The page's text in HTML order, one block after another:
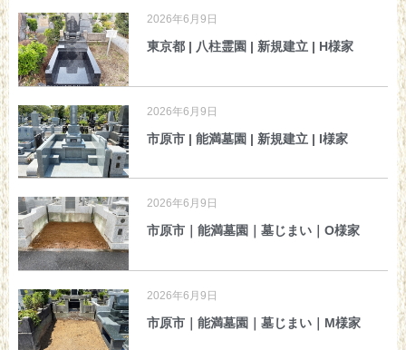
東京都 | 八柱霊園 | 新規建立 | H様家
2026年6月9日
市原市 | 能満墓園 | 新規建立 | I様家
2026年6月9日
市原市｜能満墓園｜墓じまい｜O様家
2026年6月9日
市原市｜能満墓園｜墓じまい｜M様家
2026年6月9日